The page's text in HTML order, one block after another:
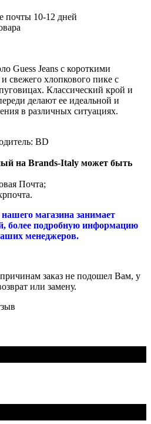
почты 10-12 дней
Guess Jeans с короткими
свежего хлопкового пике с
Классический крой и
делают ее идеальной и
в различных ситуациях.
BD
на Brands-Italy может быть
Почта;
магазина занимает
более подробную информацию
менеджеров.
заказ не подошел Вам, у
или замену.